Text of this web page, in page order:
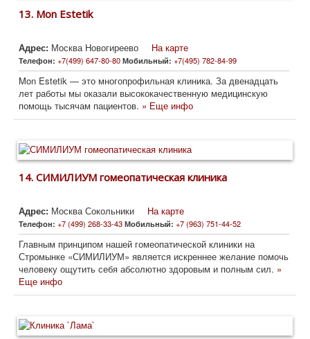
13. Mon Estetik
Адрес: Москва Новогиреево На карте
Телефон: +7(499) 647-80-80 Мобильный: +7(495) 782-84-99
Mon Estetik — это многопрофильная клиника. За двенадцать
лет работы мы оказали высококачественную медицинскую
помощь тысячам пациентов. » Еще инфо
14. СИМИЛИУМ гомеопатическая клиника
Адрес: Москва Сокольники На карте
Телефон: +7 (499) 268-33-43 Мобильный: +7 (963) 751-44-52
Главным принципом нашей гомеопатической клиники на
Стромынке «СИМИЛИУМ» является искреннее желание помочь
человеку ощутить себя абсолютно здоровым и полным сил. »
Еще инфо